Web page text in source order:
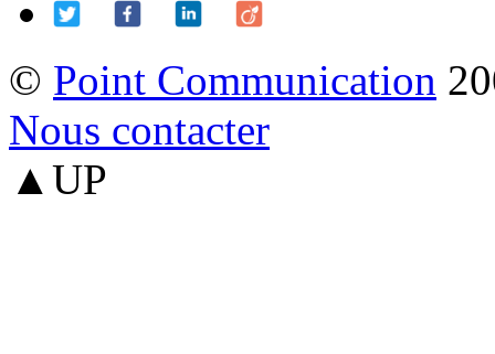
© Point Communication
Nous contacter
▲UP